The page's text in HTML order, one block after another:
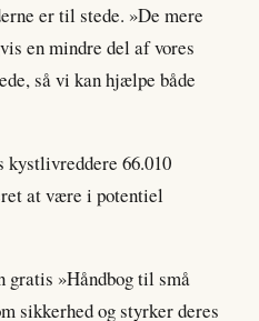
er til stede. »De mere
en mindre del af vores
så vi kan hjælpe både
kystlivreddere 66.010
at være i potentiel
gratis »Håndbog til små
sikkerhed og styrker deres